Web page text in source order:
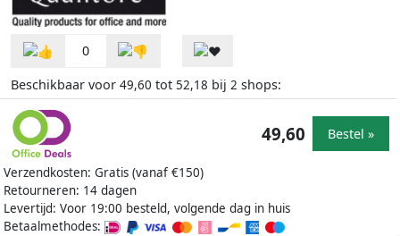
0
Beschikbaar voor 49,60 tot 52,18 bij 2 shops:
Verzendkosten: Gratis (vanaf €150)
Retourneren: 14 dagen
Levertijd: Voor 19:00 besteld, volgende dag in huis
Betaalmethodes:
49,60 Bestel »